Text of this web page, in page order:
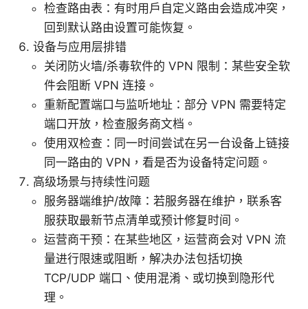
检查路由表：有时用户自定义路由会造成冲突，
回到默认路由设置可能恢复。
设备与应用层排错
关闭防火墙/杀毒软件的 VPN 限制：某些安全软
件会阻断 VPN 连接。
重新配置端口与监听地址：部分 VPN 需要特定
端口开放，检查服务商文档。
使用双检查：同一时间尝试在另一台设备上链接
同一路由的 VPN，看是否为设备特定问题。
高级场景与持续性问题
服务器端维护/故障：若服务器在维护，联系客
服获取最新节点清单或预计修复时间。
运营商干预：在某些地区，运营商会对 VPN 流
量进行限速或阻断，解决办法包括切换
TCP/UDP 端口、使用混淆、或切换到隐形代
理。